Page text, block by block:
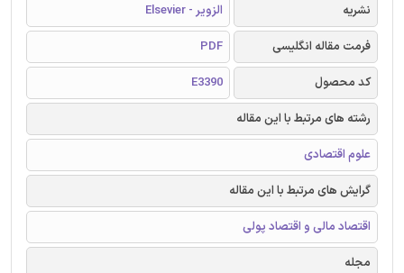
نشریه
الزویر - Elsevier
فرمت مقاله انگلیسی
PDF
کد محصول
E3390
رشته های مرتبط با این مقاله
علوم اقتصادی
گرایش های مرتبط با این مقاله
اقتصاد مالی و اقتصاد پولی
مجله